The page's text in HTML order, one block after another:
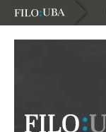
HTTP://